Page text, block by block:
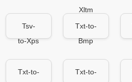
Xltm
Tsv-
to-Xps
Txt-to-
Bmp
Txt-to-
Txt-to-